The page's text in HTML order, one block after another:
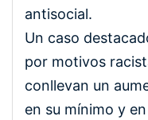
antisocial.
Un caso
por motivos
conllevan un
en su mínimo y